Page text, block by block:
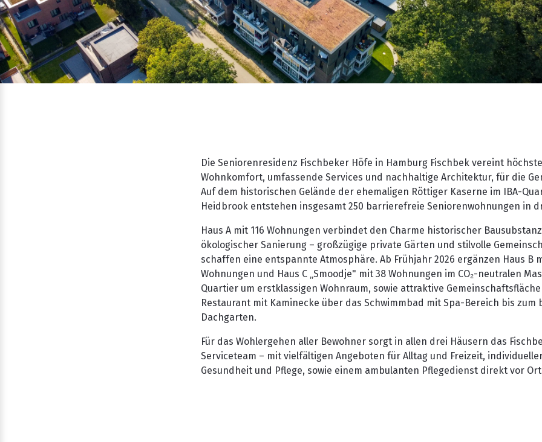
Die Seniorenresidenz Fischbeker Höfe in Hamburg Fischbek vereint
Wohnkomfort, umfassende Services und nachhaltige Architektur, für die
Auf dem historischen Gelände der ehemaligen Röttiger Kaserne im IBA-
Heidbrook entstehen insgesamt 250 barrierefreie Seniorenwohnungen in
Haus A mit 116 Wohnungen verbindet den Charme historischer
ökologischer Sanierung – großzügige private Gärten und stilvolle
schaffen eine entspannte Atmosphäre. Ab Frühjahr 2026 ergänzen Haus B
Wohnungen und Haus C „Smoodje" mit 38 Wohnungen im CO₂-neutralen
Quartier um erstklassigen Wohnraum, sowie attraktive
Restaurant mit Kaminecke über das Schwimmbad mit Spa-Bereich bis zum
Dachgarten.
Für das Wohlergehen aller Bewohner sorgt in allen drei Häusern das
Serviceteam – mit vielfältigen Angeboten für Alltag und Freizeit,
Gesundheit und Pflege, sowie einem ambulanten Pflegedienst direkt vor